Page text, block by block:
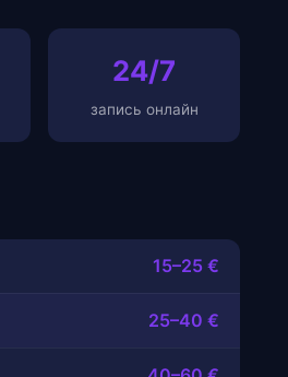
24/7
запись онлайн
15–25 €
25–40 €